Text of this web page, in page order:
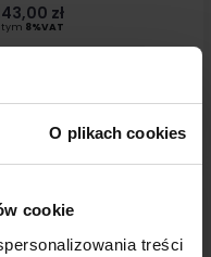
O plikach cookies
cookie
treści
zł
tym 8%VAT
DO KOSZYKA